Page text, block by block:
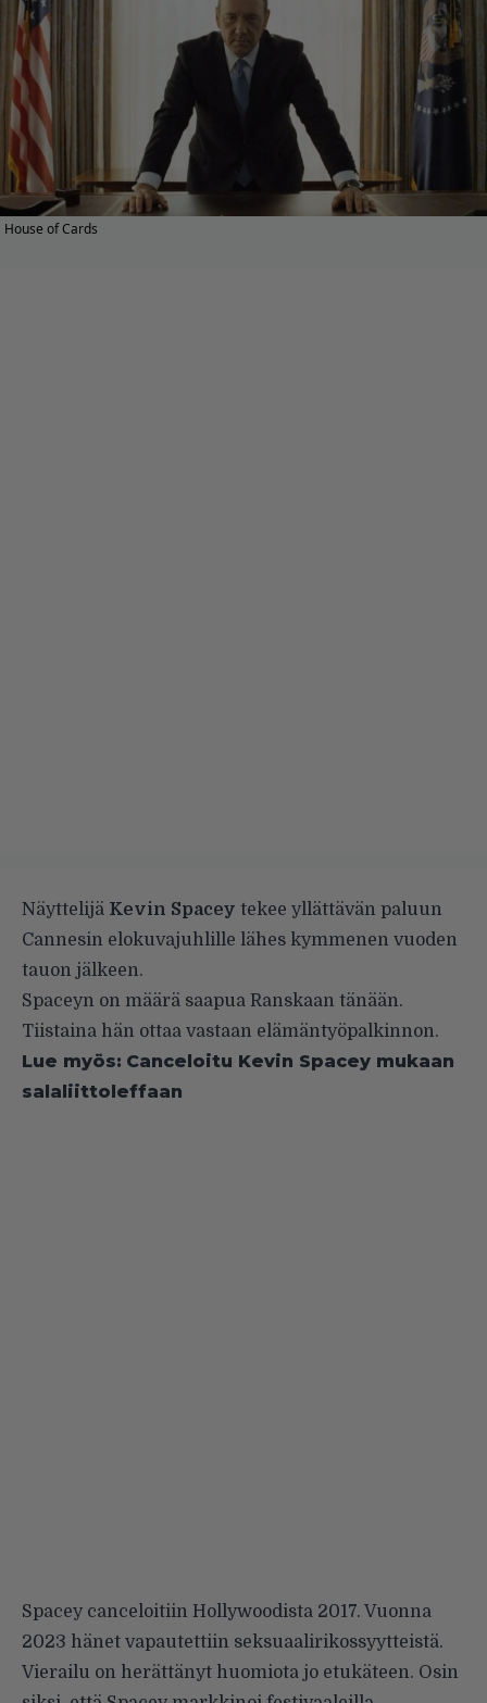
House of Cards
Näyttelijä Kevin Spacey tekee yllättävän paluun
Cannesin elokuvajuhlille lähes kymmenen vuoden
tauon jälkeen.
Spaceyn on määrä saapua Ranskaan tänään.
Tiistaina hän ottaa vastaan elämäntyöpalkinnon.
Lue myös: Canceloitu Kevin Spacey mukaan
salaliittoleffaan
Spacey canceloitiin Hollywoodista 2017. Vuonna
2023 hänet vapautettiin seksuaalirikossyytteistä.
Vierailu on herättänyt huomiota jo etukäteen. Osin